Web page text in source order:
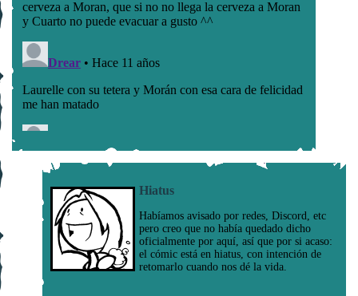
Hiatus
Habíamos avisado por redes, Discord, etc
pero creo que no había quedado dicho
oficialmente por aquí, así que por si acaso:
el cómic está en hiatus, con intención de
retomarlo cuando nos dé la vida.